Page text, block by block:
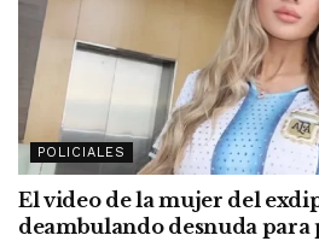
POLICIALES
El video de la mujer del
deambulando desnuda para